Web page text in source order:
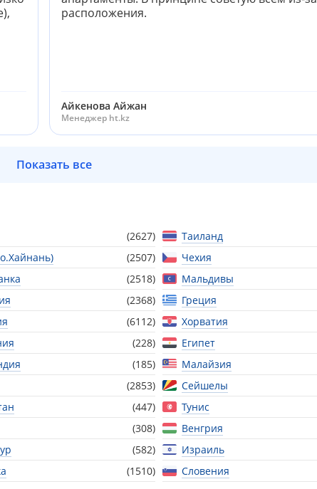
расположения.
Айкенова Айжан
Менеджер ht.kz
Показать все
(2627) Таиланд
(2507) Чехия
(2518) Мальдивы
(2368) Греция
(6112) Хорватия
(228) Египет
(185) Малайзия
(2853) Сейшелы
(447) Тунис
(308) Венгрия
(582) Израиль
(1510) Словения